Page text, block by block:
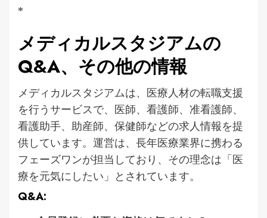
*
メディカルスタジアムの
Q&A、その他の情報
メディカルスタジアムは、医療人材の転職支援
を行うサービスで、医師、看護師、准看護師、
看護助手、助産師、保健師などの求人情報を提
供しています。運営は、長年医療業界に携わる
フェーズワンが担当しており、その理念は「医
療を元気にしたい」とされています。
Q&A: